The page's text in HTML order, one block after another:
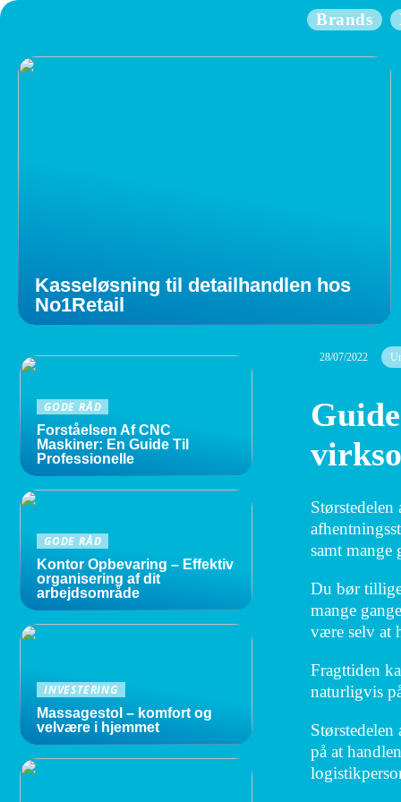
Brands
Kasseløsning til detailhandlen hos
No1Retail
28/07/2022
samt mange
Du bør
mange
være selv at
Fragttiden
naturligvis
på at
GODE RÅD
Forståelsen Af CNC
Maskiner: En Guide Til
Professionelle
GODE RÅD
Kontor Opbevaring – Effektiv
organisering af dit
arbejdsområde
INVESTERING
Massagestol – komfort og
velvære i hjemmet